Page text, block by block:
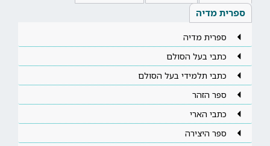
ספרית מדיה
ספרית מדיה
כתבי בעל הסולם
כתבי תלמידי בעל הסולם
ספר הזהר
כתבי הארי
ספר היצירה